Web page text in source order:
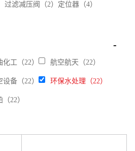
过滤减压阀 （2） 定位器 （4）
化工（22） 航空航天（22）
设备（22） 环保水处理（22）
22）